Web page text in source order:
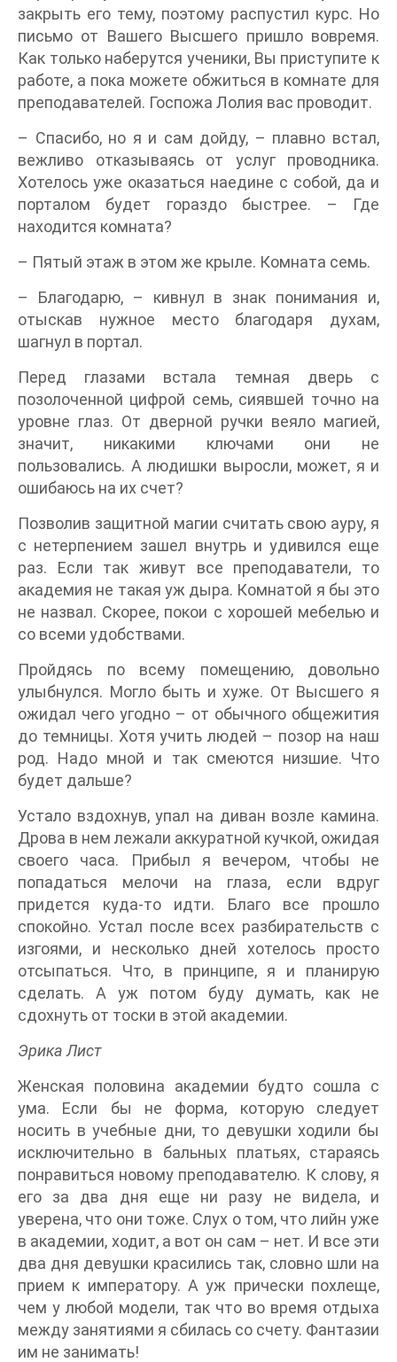
закрыть его тему, поэтому распустил курс. Но
письмо от Вашего Высшего пришло вовремя.
Как только наберутся ученики, Вы приступите к
работе, а пока можете обжиться в комнате для
преподавателей. Госпожа Лолия вас проводит.
– Спасибо, но я и сам дойду, – плавно встал,
вежливо отказываясь от услуг проводника.
Хотелось уже оказаться наедине с собой, да и
порталом будет гораздо быстрее. – Где
находится комната?
– Пятый этаж в этом же крыле. Комната семь.
– Благодарю, – кивнул в знак понимания и,
отыскав нужное место благодаря духам,
шагнул в портал.
Перед глазами встала темная дверь с
позолоченной цифрой семь, сиявшей точно на
уровне глаз. От дверной ручки веяло магией,
значит, никакими ключами они не
пользовались. А людишки выросли, может, я и
ошибаюсь на их счет?
Позволив защитной магии считать свою ауру, я
с нетерпением зашел внутрь и удивился еще
раз. Если так живут все преподаватели, то
академия не такая уж дыра. Комнатой я бы это
не назвал. Скорее, покои с хорошей мебелью и
со всеми удобствами.
Пройдясь по всему помещению, довольно
улыбнулся. Могло быть и хуже. От Высшего я
ожидал чего угодно – от обычного общежития
до темницы. Хотя учить людей – позор на наш
род. Надо мной и так смеются низшие. Что
будет дальше?
Устало вздохнув, упал на диван возле камина.
Дрова в нем лежали аккуратной кучкой, ожидая
своего часа. Прибыл я вечером, чтобы не
попадаться мелочи на глаза, если вдруг
придется куда-то идти. Благо все прошло
спокойно. Устал после всех разбирательств с
изгоями, и несколько дней хотелось просто
отсыпаться. Что, в принципе, я и планирую
сделать. А уж потом буду думать, как не
сдохнуть от тоски в этой академии.
Эрика Лист
Женская половина академии будто сошла с
ума. Если бы не форма, которую следует
носить в учебные дни, то девушки ходили бы
исключительно в бальных платьях, стараясь
понравиться новому преподавателю. К слову, я
его за два дня еще ни разу не видела, и
уверена, что они тоже. Слух о том, что лийн уже
в академии, ходит, а вот он сам – нет. И все эти
два дня девушки красились так, словно шли на
прием к императору. А уж прически похлеще,
чем у любой модели, так что во время отдыха
между занятиями я сбилась со счету. Фантазии
им не занимать!